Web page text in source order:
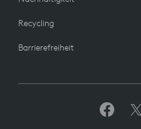
Recycling
Barrierefreiheit